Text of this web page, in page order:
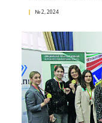
№ 3, 2024